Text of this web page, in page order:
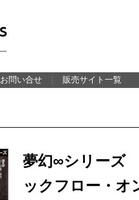
お問い合せ 販売サイト一覧
夢幻∞シリーズ
ックフロー・オ